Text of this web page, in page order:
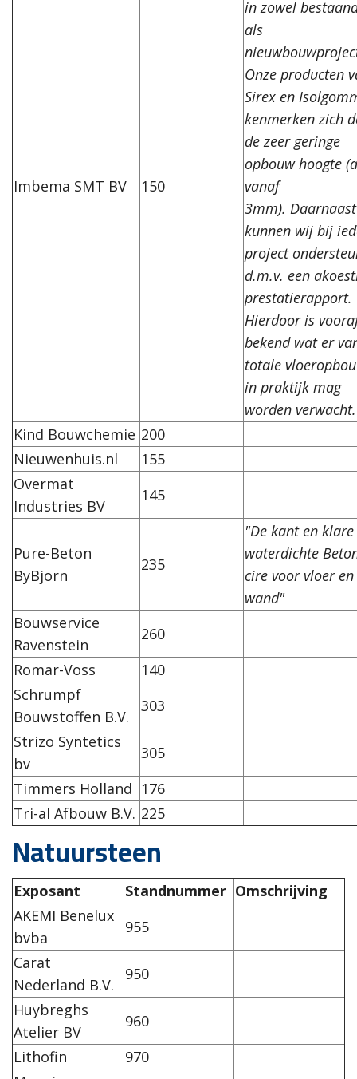
Imbema SMT BV 150
in zowel
als
Onze producten
Sirex en
kenmerken zich
de zeer geringe
opbouw hoogte
vanaf
3mm). Daarnaast
kunnen wij bij
project
d.m.v. een
prestatierapport.
Hierdoor is
bekend wat er
totale
in praktijk mag
worden
Kind Bouwchemie 200
Nieuwenhuis.nl
155
Overmat
Industries BV
145
Pure-Beton
ByBjorn
235
"De kant en klare
waterdichte
cire voor vloer en
wand"
Bouwservice
Ravenstein
260
Romar-Voss
140
Schrumpf
Bouwstoffen B.V.
303
Strizo Syntetics
bv
305
Timmers Holland 176
Tri-al Afbouw B.V. 225
Natuursteen
Exposant Standnummer Omschrijving
AKEMI Benelux
bvba
955
Carat
Nederland B.V.
950
Huybreghs
Atelier BV
960
Lithofin
970